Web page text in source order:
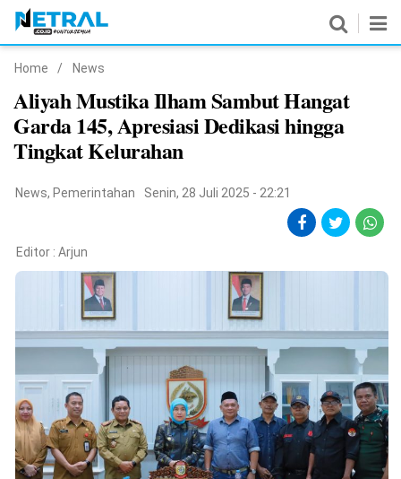
Nasional
Pemerintahan
Politik
Hukrim
Pendidikan
Peristiwa
Ekonomi
Memori
Home / News
Aliyah Mustika Ilham Sambut Hangat
Garda 145, Apresiasi Dedikasi hingga
Tingkat Kelurahan
News, Pemerintahan Senin, 28 Juli 2025 - 22:21
Editor : Arjun